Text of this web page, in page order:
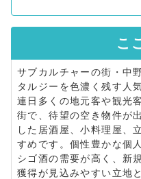
こ
サブカルチャーの街・中
タルジーを色濃く残す人
連日多くの地元客や観光
街で、待望の空き物件が
した居酒屋、小料理屋、
すめです。個性豊かな個
シゴ酒の需要が高く、新
獲得が見込みやすい立地